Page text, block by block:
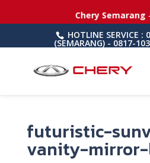
HOTLINE SERVICE
(SEMARANG) - 0817-
futuristic-
vanity-
Chery Semarang-